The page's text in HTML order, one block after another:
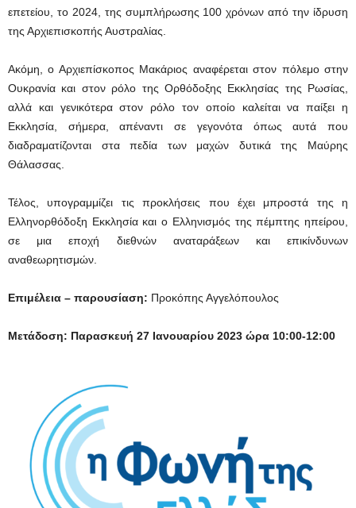
επετείου, το 2024, της συμπλήρωσης 100 χρόνων από την ίδρυση
της Αρχιεπισκοπής Αυστραλίας.
Ακόμη, ο Αρχιεπίσκοπος Μακάριος αναφέρεται στον πόλεμο στην
Ουκρανία και στον ρόλο της Ορθόδοξης Εκκλησίας της Ρωσίας,
αλλά και γενικότερα στον ρόλο τον οποίο καλείται να παίξει η
Εκκλησία, σήμερα, απέναντι σε γεγονότα όπως αυτά που
διαδραματίζονται στα πεδία των μαχών δυτικά της Μαύρης
Θάλασσας.
Τέλος, υπογραμμίζει τις προκλήσεις που έχει μπροστά της η
Eλληνορθόδοξη Εκκλησία και ο Ελληνισμός της πέμπτης ηπείρου,
σε μια εποχή διεθνών αναταράξεων και επικίνδυνων
αναθεωρητισμών.
Επιμέλεια – παρουσίαση: Προκόπης Αγγελόπουλος
Μετάδοση: Παρασκευή 27 Ιανουαρίου 2023 ώρα 10:00-12:00